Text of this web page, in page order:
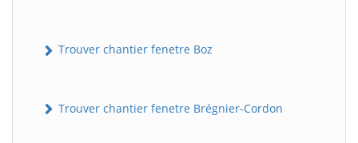
Trouver chantier fenetre Boz
Trouver chantier fenetre Brégnier-Cordon